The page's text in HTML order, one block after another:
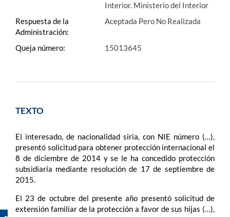
Interior. Ministerio del Interior
Respuesta de la
Administración:
Aceptada Pero No Realizada
Queja número: 15013645
TEXTO
El interesado, de nacionalidad siria, con NIE número (…),
presentó solicitud para obtener protección internacional el
8 de diciembre de 2014 y se le ha concedido protección
subsidiaria mediante resolución de 17 de septiembre de
2015.
El 23 de octubre del presente año presentó solicitud de
extensión familiar de la protección a favor de sus hijas (…),